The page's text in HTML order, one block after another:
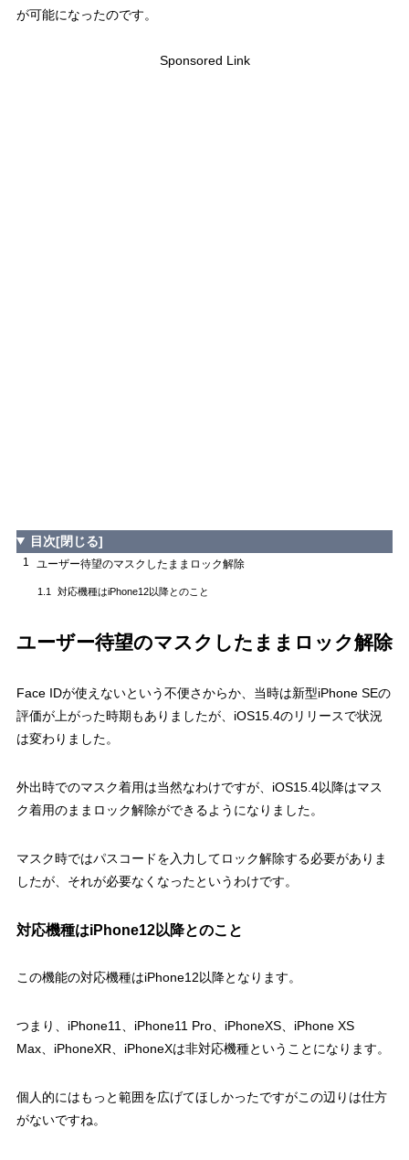
が可能になったのです。
Sponsored Link
目次[閉じる]
1 ユーザー待望のマスクしたままロック解除
1.1 対応機種はiPhone12以降とのこと
ユーザー待望のマスクしたままロック解除
Face IDが使えないという不便さからか、当時は新型iPhone SEの
評価が上がった時期もありましたが、iOS15.4のリリースで状況
は変わりました。
外出時でのマスク着用は当然なわけですが、iOS15.4以降はマス
ク着用のままロック解除ができるようになりました。
マスク時ではパスコードを入力してロック解除する必要がありま
したが、それが必要なくなったというわけです。
対応機種はiPhone12以降とのこと
この機能の対応機種はiPhone12以降となります。
つまり、iPhone11、iPhone11 Pro、iPhoneXS、iPhone XS
Max、iPhoneXR、iPhoneXは非対応機種ということになります。
個人的にはもっと範囲を広げてほしかったですがこの辺りは仕方
がないですね。